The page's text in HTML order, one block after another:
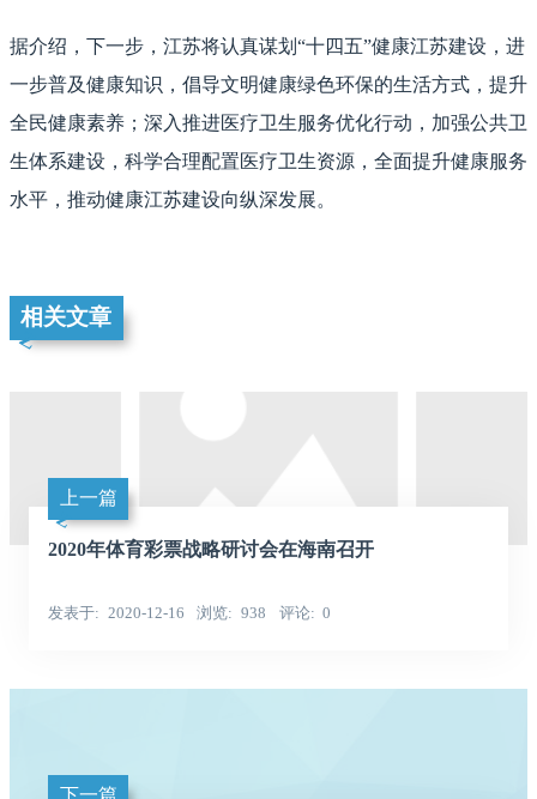
据介绍，下一步，江苏将认真谋划“十四五”健康江苏建设，进
一步普及健康知识，倡导文明健康绿色环保的生活方式，提升
全民健康素养；深入推进医疗卫生服务优化行动，加强公共卫
生体系建设，科学合理配置医疗卫生资源，全面提升健康服务
水平，推动健康江苏建设向纵深发展。
相关文章
上一篇
2020年体育彩票战略研讨会在海南召开
发表于 2020-12-16 浏览 938 评论 0